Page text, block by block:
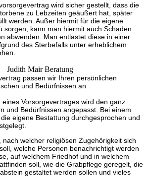
wird sicher gestellt, dass die
zu Lebzeiten geäußert hat, später
werden. Außer hiermit für die eigene
sorgen, kann man hiermit auch Schaden
abwenden. Man entlastet diese in einer
des Sterbefalls unter erheblichem
passen wir Ihren persönlichen
und Bedürfnissen an
Vorsorgevertrages wird den ganz
und Bedürfnissen angepasst. Bei einem
eigene Bestattung durchgesprochen und
welcher religiösen Zugehörigkeit sich
welche Personen benachrichtigt werden
auf welchem Friedhof und in welchem
soll, wie die Grabpflege geregelt, die
gestaltet werden sollen und vieles